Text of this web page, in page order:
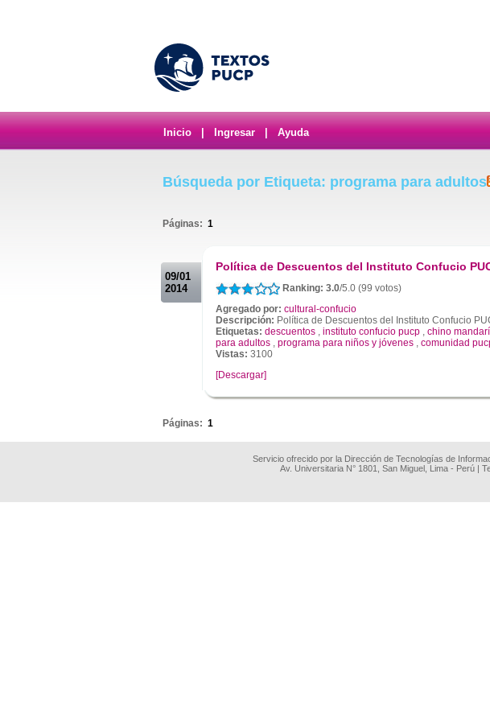
Inicio Ingresar Ayuda
Búsqueda por Etiqueta: programa para adultos
Páginas: 1
09/01
2014
Política de Descuentos del Instituto Confucio
Ranking: 3.0/5.0 (99 votos)
Agregado por: cultural-confucio
Descripción: Política de Descuentos del Instituto Confucio
Etiquetas: descuentos , instituto confucio pucp , chino
para adultos , programa para niños y jóvenes , comunidad
Vistas: 3100
[Descargar]
Páginas: 1
Servicio ofrecido por la Dirección de Tecnologías de
Av. Universitaria N° 1801, San Miguel, Lima - Perú |